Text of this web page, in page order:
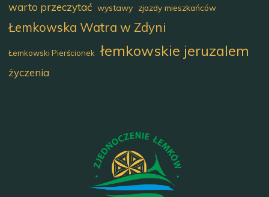
warto przeczytać wystawy zjazdy mieszkańców
Łemkowska Watra w Zdyni
Łemkowski Pierścionek łemkowskie jeruzalem
życzenia